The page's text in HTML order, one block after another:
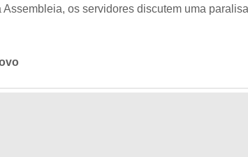
os servidores discutem uma